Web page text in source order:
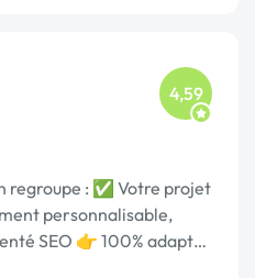
4,59
✅ Votre projet
personnalisable,
SEO 👉 100% adapté